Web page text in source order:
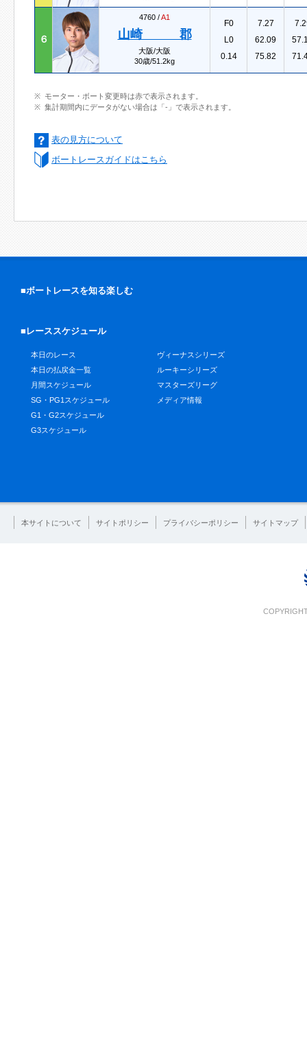
６
4760 /A1
山崎 郡
大阪/大阪
30歳/51.2kg
F0
L0
0.14
7.27
62.09
75.82
モーター・ボート変更時は赤で表示されます。
集計期間内にデータがない場合は「-」で表示されます。
表の見方について
ボートレースガイドはこちら
■ボートレースを知る楽しむ
■レーススケジュール
本日のレース
本日の払戻金一覧
月間スケジュール
SG・PG1スケジュール
G1・G2スケジュール
G3スケジュール
ヴィーナスシリーズ
ルーキーシリーズ
マスターズリーグ
メディア情報
本サイトについて サイトポリシー プライバシーポリシー サイトマップ